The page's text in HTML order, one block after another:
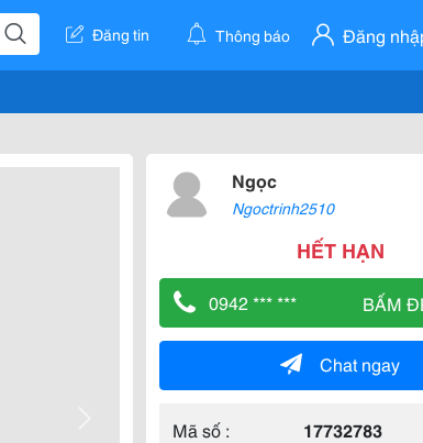
Đăng tin Thông báo Đăng
Ngọc
Ngoctrinh2510
HẾT HẠN
0942 *** *** BẤM
Chat ngay
Mã số :
17732783